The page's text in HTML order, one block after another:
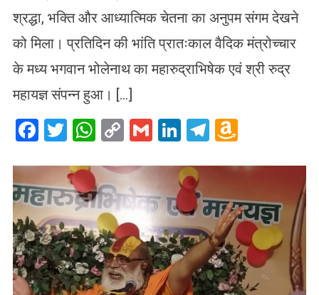
श्रद्धा, भक्ति और आध्यात्मिक चेतना का अनुपम संगम देखने
को मिला। प्रतिदिन की भांति प्रातःकाल वैदिक मंत्रोच्चार
के मध्य भगवान भोलेनाथ का महारुद्राभिषेक एवं श्री रुद्र
महायज्ञ संपन्न हुआ। […]
Facebook
Twitter
WhatsApp
CopyGmailLinkedIn
Telegram
List